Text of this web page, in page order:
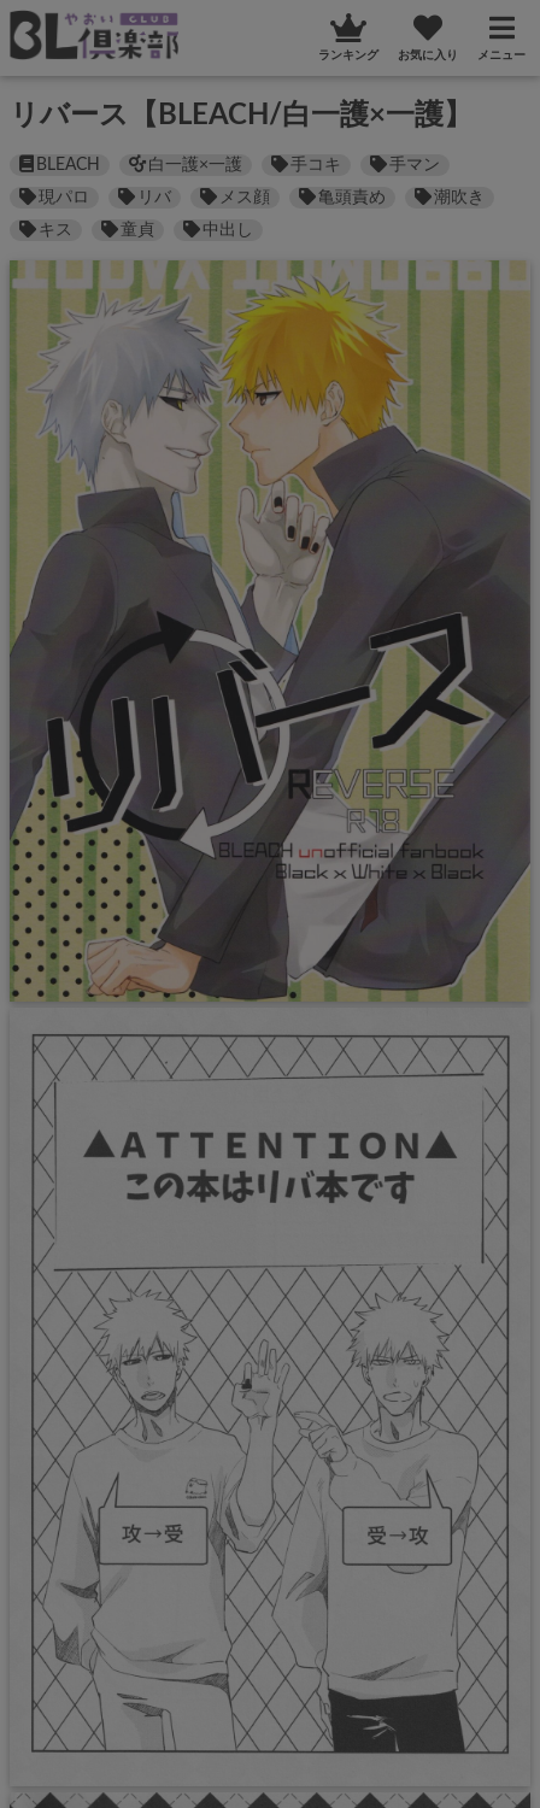
ランキング お気に入り メニュー
リバース【BLEACH/白一護×一護】
BLEACH 白一護×一護 手コキ
手マン
現パロ
リバ メス顔 亀頭責め
潮吹き
キス
童貞 中出し